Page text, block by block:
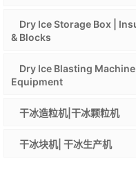
Dry Ice Storage Box |
& Blocks
Dry Ice Blasting
Equipment
干冰造粒机|干冰颗粒机
干冰块机| 干冰生产机